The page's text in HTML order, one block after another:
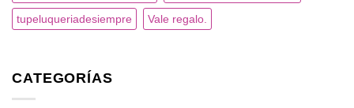
tupeluqueriadesiempre Vale regalo.
CATEGORÍAS